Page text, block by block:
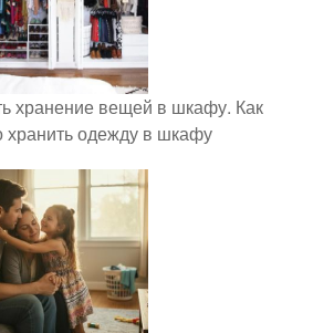
хранение вещей в шкафу. Как
хранить одежду в шкафу